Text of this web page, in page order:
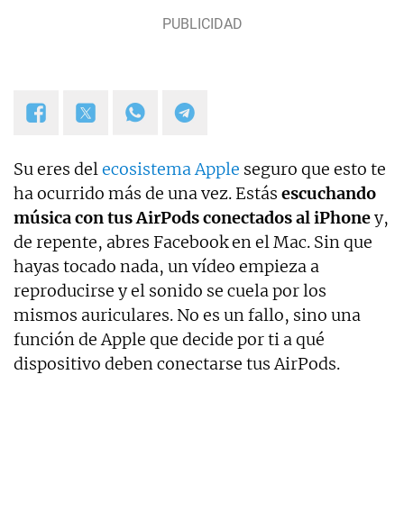
Su eres delecosistema Apple seguro que esto te
ha ocurrido más de una vez. Estás escuchando
música con tus AirPods conectados al iPhoney,
de repente, abres Facebook en el Mac. Sin que
hayas tocado nada, un vídeo empieza a
reproducirse y el sonido se cuela por los
mismos auriculares. No es un fallo, sino una
función de Apple que decide por ti a qué
dispositivo deben conectarse tus AirPods.